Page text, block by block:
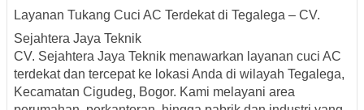
Layanan Tukang Cuci AC Terdekat di Tegalega – CV.
Sejahtera Jaya Teknik
CV. Sejahtera Jaya Teknik menawarkan layanan cuci AC
terdekat dan tercepat ke lokasi Anda di wilayah Tegalega,
Kecamatan Cigudeg, Bogor. Kami melayani area